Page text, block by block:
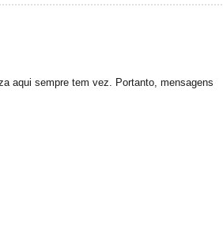
aqui sempre tem vez. Portanto, mensagens